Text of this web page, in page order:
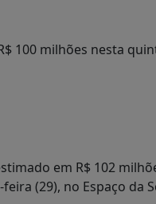
em R$ 102
(29), no Espaço da